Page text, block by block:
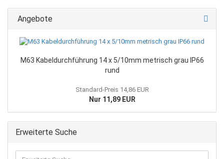
Angebote
M63 Kabeldurchführung 14 x 5/10mm metrisch grau IP66
rund
Standard-Preis 14,86 EUR
Nur 11,89 EUR
Erweiterte Suche